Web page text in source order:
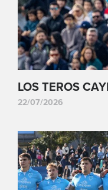
LOS TEROS
22/07/2026